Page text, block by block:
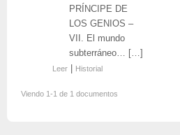
PRÍNCIPE DE
LOS GENIOS –
VII. El mundo
subterráneo… […]
Leer Historial
Viendo 1-1 de 1 documentos